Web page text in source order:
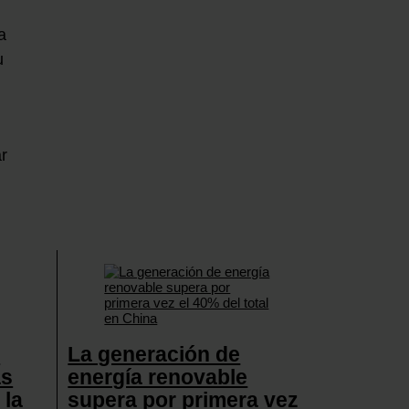
la
La generación de
energía renovable
supera por primera vez